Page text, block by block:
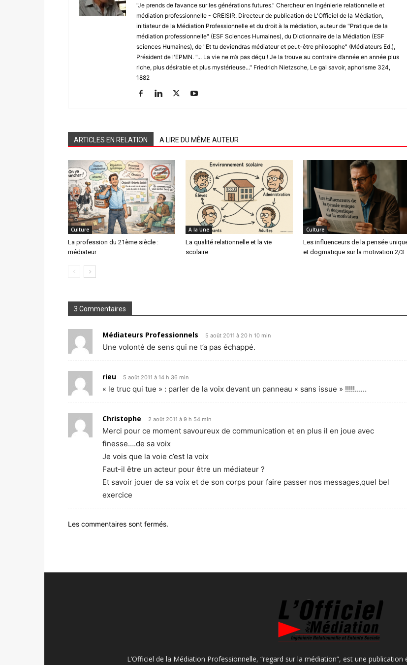
"Je prends de l’avance sur les générations futures." Chercheur en Ingénierie relationnelle et
médiation professionnelle - CREISIR. Directeur de publication de L'Officiel de la Médiation,
initiateur de la Médiation Professionnelle et du droit à la médiation, auteur de "Pratique de la
médiation professionnelle" (ESF Sciences Humaines), du Dictionnaire de la Médiation (ESF
sciences Humaines), de "Et tu deviendras médiateur et peut-être philosophe" (Médiateurs Ed.),
Président de l'EPMN. "... La vie ne m’a pas déçu ! Je la trouve au contraire d’année en année plus
riche, plus désirable et plus mystérieuse..." Friedrich Nietzsche, Le gai savoir, aphorisme 324,
1882
ARTICLES EN RELATION A LIRE DU MÊME AUTEUR
Culture
La profession du 21ème siècle :
médiateur
A la Une
La qualité relationnelle et la vie
scolaire
Culture
Les influenceurs de la pensée
et dogmatique sur la motivation 2/3
3 Commentaires
Médiateurs Professionnels 5 août 2011 à 20 h 10 min
Une volonté de sens qui ne t’a pas échappé.
rieu 5 août 2011 à 14 h 36 min
« le truc qui tue » : parler de la voix devant un panneau « sans issue » !!!!!……
Christophe 2 août 2011 à 9 h 54 min
Merci pour ce moment savoureux de communication et en plus il en joue avec
finesse….de sa voix
Je vois que la voie c’est la voix
Faut-il être un acteur pour être un médiateur ?
Et savoir jouer de sa voix et de son corps pour faire passer nos messages,quel bel
exercice
Les commentaires sont fermés.
L’Officiel de la Médiation Professionnelle, “regard sur la médiation”, est une